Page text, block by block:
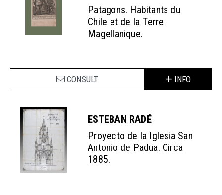
Patagons. Habitants du
Chile et de la Terre
Magellanique.
CONSULT INFO
ESTEBAN RADÉ
Proyecto de la Iglesia San
Antonio de Padua. Circa
1885.